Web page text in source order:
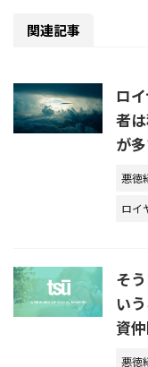
関連記事
ロ
者
が
悪徳
ロイ
そ
い
資
悪徳